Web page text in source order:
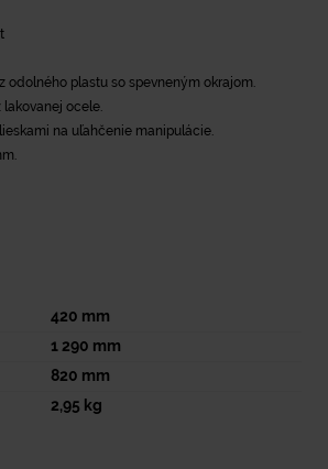
odolného plastu so spevneným okrajom.
ocele.
na uľahčenie manipulácie.
420 mm
1 290 mm
820 mm
2,95 kg